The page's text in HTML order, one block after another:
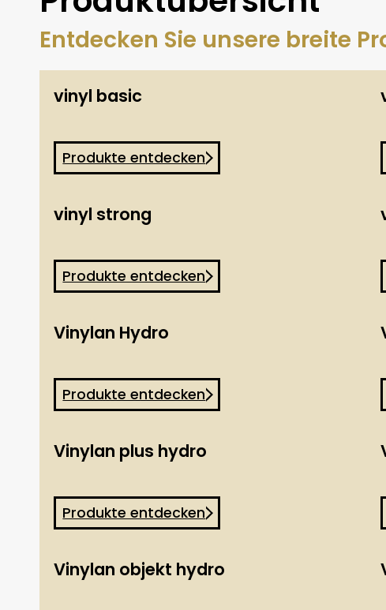
Entdecken Sie unsere breite
vinyl basic
Produkte entdecken
vinyl strong
Produkte entdecken
Vinylan Hydro
Produkte entdecken
Vinylan plus hydro
Produkte entdecken
Vinylan objekt hydro